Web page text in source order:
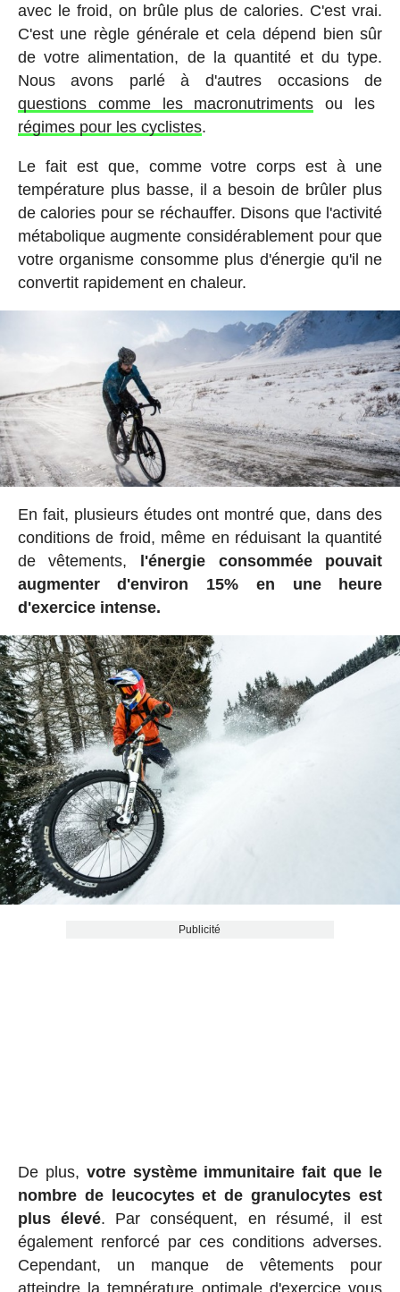
avec le froid, on brûle plus de calories. C'est vrai.
C'est une règle générale et cela dépend bien sûr
de votre alimentation, de la quantité et du type.
Nous avons parlé à d'autres occasions de
questions comme les macronutriments ou les
régimes pour les cyclistes.
Le fait est que, comme votre corps est à une
température plus basse, il a besoin de brûler plus
de calories pour se réchauffer. Disons que l'activité
métabolique augmente considérablement pour que
votre organisme consomme plus d'énergie qu'il ne
convertit rapidement en chaleur.
En fait, plusieurs études ont montré que, dans des
conditions de froid, même en réduisant la quantité
de vêtements, l'énergie consommée pouvait
augmenter d'environ 15% en une heure
d'exercice intense.
Publicité
De plus, votre système immunitaire fait que le
nombre de leucocytes et de granulocytes est
plus élevé. Par conséquent, en résumé, il est
également renforcé par ces conditions adverses.
Cependant, un manque de vêtements pour
atteindre la température optimale d'exercice vous